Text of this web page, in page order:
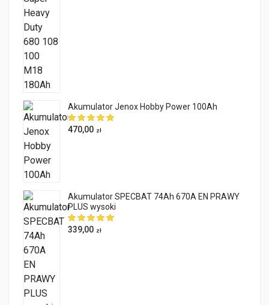
Akumulator Jenox Hobby Power 100Ah
470,00 zł
Akumulator SPECBAT 74Ah 670A EN PRAWY
PLUS wysoki
339,00 zł